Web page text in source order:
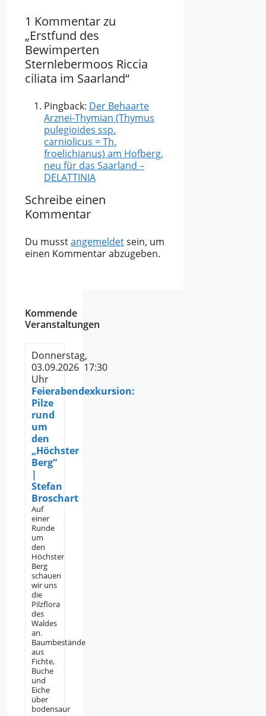
1 Kommentar zu
„Erstfund des
Bewimperten
Sternlebermoos Riccia
ciliata im Saarland“
Pingback: Der Behaarte
Arznei-Thymian (Thymus
pulegioides ssp.
carniolicus = Th.
froelichianus) am Hofberg,
neu für das Saarland –
DELATTINIA
Schreibe einen
Kommentar
Du musstangemeldetsein, um
einen Kommentar abzugeben.
Kommende
Veranstaltungen
Donnerstag,
03.09.2026 17:30
Uhr
Feierabendexkursion:
Pilze
rund
um
den
„Höchster
Berg“
|
Stefan
Broschart
Auf
einer
Runde
um
den
Höchster
Berg
schauen
wir uns
die
Pilzflora
des
Waldes
an.
Baumbestände
aus
Fichte,
Buche
und
Eiche
über
bodensaur